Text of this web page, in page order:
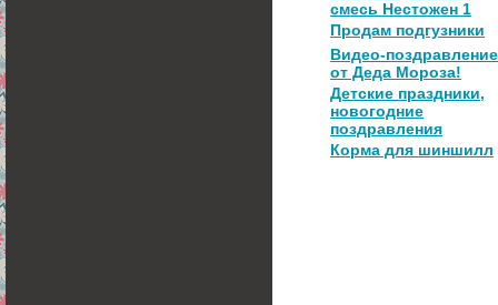
смесь Нестожен 1
Продам подгузники
Видео-поздравление
от Деда Мороза!
Детские праздники,
новогодние
поздравления
Корма для шиншилл